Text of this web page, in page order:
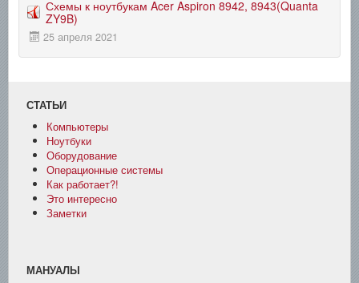
Схемы к ноутбукам Acer Aspiron 8942, 8943(Quanta
ZY9B)
25 апреля 2021
СТАТЬИ
Компьютеры
Ноутбуки
Оборудование
Операционные системы
Как работает?!
Это интересно
Заметки
МАНУАЛЫ